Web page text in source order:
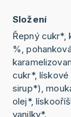
Složení
Řepný cukr*,
%,
cukr*,
sirup*),
olej*,
vanilky*.